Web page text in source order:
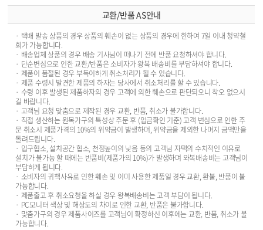
교환/반품 AS안내
· 택배 발송 상품의 경우 상품의 훼손이 없는 상품의 경우에 한하여 7일 이내 청약철
회가 가능합니다.
· 배송업체 상품의 경우 배송 기사님이 떠나기 전에 반품 요청하셔야 합니다.
· 단순변심으로 인한 교환/반품은 소비자가 왕복 배송비를 부담하셔야 합니다.
· 제품이 품절된 경우 부득이하게 취소처리가 될 수 있습니다.
· 제품 수령시 발견한 제품의 하자는 당사에서 취소처리를 할 수 있습니다.
· 수령 이후 발생된 제품하자의 경우 고객에 의한 훼손으로 판단되오니 착오 없으시
길 바랍니다.
· 고객님 요청 맞춤으로 제작된 경우 교환, 반품, 취소가 불가합니다.
· 직접 생산하는 원목가구의 특성상 주문 후 (입금확인 기준) 고객 변심으로 인한 주
문 취소시 제품가격의 10%의 위약금이 발생하며, 위약금을 제외한 나머지 금액만을
돌려드립니다.
· 입구협소, 설치공간 협소, 천정높이의 낮음 등의 고객님 자택의 수치적인 이유로
설치가 불가능 할 때에는 반품비(제품가의 10%)가 발생하며 와복배송비는 고객님이
부담하게 됩니다.
· 소비자의 귀책사유로 인한 훼손 및 이미 사용한 제품일 경우 교환, 환불, 반품이 불
가능합니다.
· 제품출고 후 취소요청을 하실 경우 왕복배송비는 고객 부담이 됩니다.
· PC모니터 색상 및 해상도의 차이로 인한 교환, 반품은 불가합니다.
· 맞춤가구의 경우 제품사이즈를 고객님이 확정하신 이후에는 교환, 반품, 취소가 불
가능합니다.